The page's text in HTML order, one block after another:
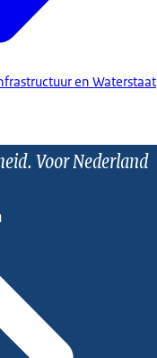
en Waterstaat
Voor Nederland